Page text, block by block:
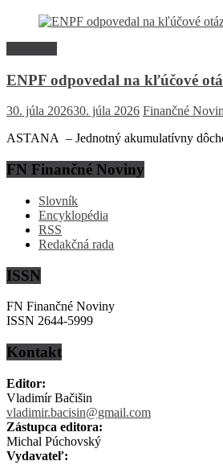
ENPF odpovedal na kľúčové
30. júla 202630. júla 2026 Finančné
ASTANA – Jednotný akumulatívny
FN Finančné Noviny
Slovník
Encyklopédia
RSS
Redakčná rada
ISSN
FN Finančné Noviny
ISSN 2644-5999
Kontakt
Editor:
Vladimír Bačišin
vladimir.bacisin@gmail.com
Zástupca editora:
Michal Púchovský
Vydavateľ: